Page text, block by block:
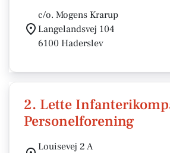
c/o. Mogens Krarup
Langelandsvej 104
6100 Haderslev
2. Lette
Personelforening
Louisevej 2 A